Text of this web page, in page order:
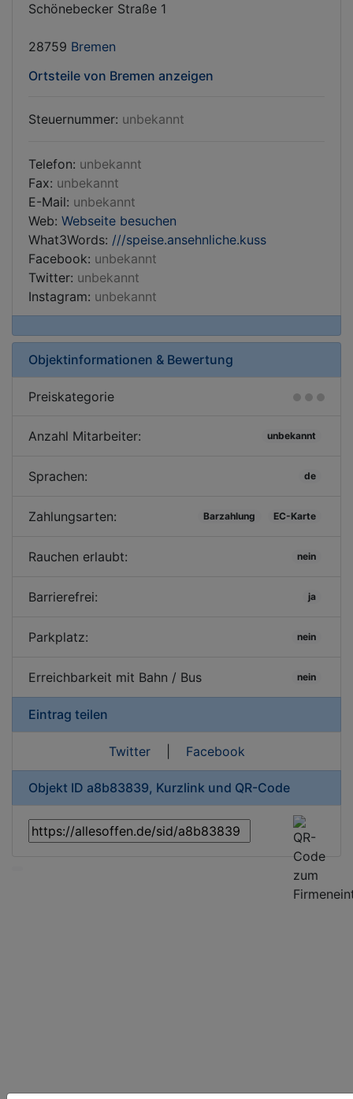
Schönebecker Straße 1
28759 Bremen
Ortsteile von Bremen anzeigen
Steuernummer: unbekannt
Telefon: unbekannt
Fax: unbekannt
E-Mail: unbekannt
Web: Webseite besuchen
What3Words: ///speise.ansehnliche.kuss
Facebook: unbekannt
Twitter: unbekannt
Instagram: unbekannt
Objektinformationen & Bewertung
Preiskategorie
Anzahl Mitarbeiter: unbekannt
Sprachen: de
Zahlungsarten: Barzahlung EC-Karte
Rauchen erlaubt: nein
Barrierefrei: ja
Parkplatz: nein
Erreichbarkeit mit Bahn / Bus nein
Eintrag teilen
Twitter| Facebook
Objekt ID a8b83839, Kurzlink und QR-Code